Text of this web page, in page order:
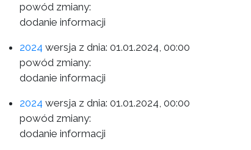
powód zmiany:
dodanie informacji
2024 wersja z dnia: 01.01.2024, 00:00
powód zmiany:
dodanie informacji
2024 wersja z dnia: 01.01.2024, 00:00
powód zmiany:
dodanie informacji